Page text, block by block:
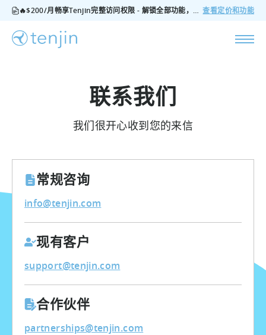
🔥$200/月畅享Tenjin完整访问权限 - 解锁全部功能，无隐藏费用，随时可取消 查看定价和功能
联系我们
我们很开心收到您的来信
常规咨询
info@tenjin.com
现有客户
support@tenjin.com
合作伙伴
partnerships@tenjin.com